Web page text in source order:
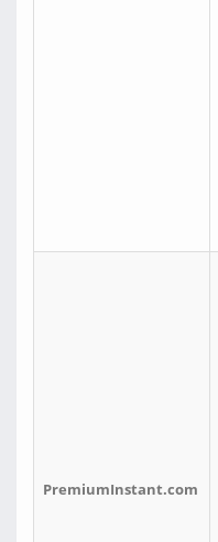
PremiumInstant.com